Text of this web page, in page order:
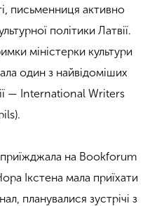
письменниця активно
політики Латвії.
міністерки культури
один з найвідоміших
— International Writers
на Bookforum
Ікстена мала приїхати
планувалися зустрічі з